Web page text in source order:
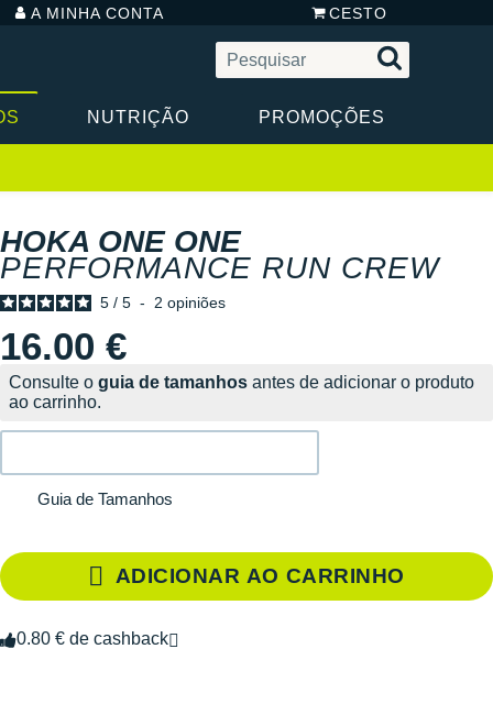
A MINHA CONTA CESTO
NUTRIÇÃO PROMOÇÕES
HOKA ONE ONE
PERFORMANCE RUN CREW
5 / 5 - 2 opiniões
16.00 €
Consulte o guia de tamanhos antes de adicionar o produto
ao carrinho.
Guia de Tamanhos
ADICIONAR AO CARRINHO
0.80 € de cashback